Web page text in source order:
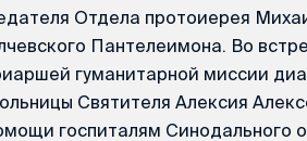
Отдела протоиерея
Пантелеимона. Во
гуманитарной миссии
Святителя Алексия
госпиталям Синодального